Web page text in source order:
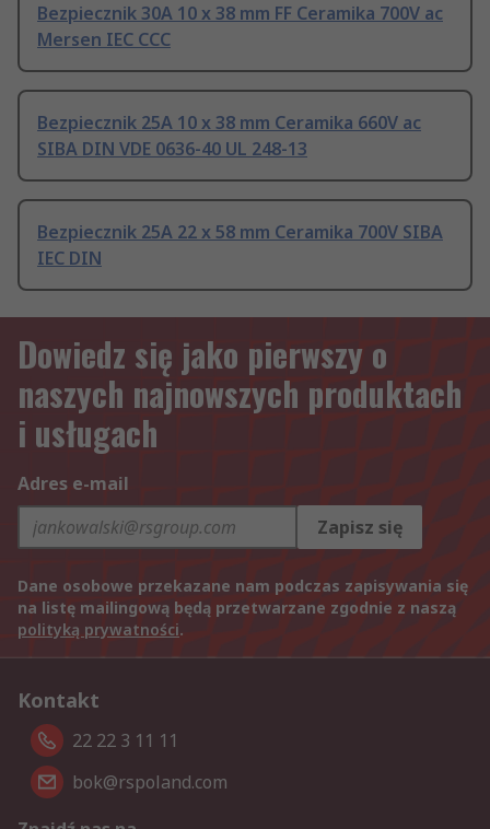
Bezpiecznik 30A 10 x 38 mm FF Ceramika 700V ac
Mersen IEC CCC
Bezpiecznik 25A 10 x 38 mm Ceramika 660V ac
SIBA DIN VDE 0636-40 UL 248-13
Bezpiecznik 25A 22 x 58 mm Ceramika 700V SIBA
IEC DIN
Dowiedz się jako pierwszy o
naszych najnowszych produktach
i usługach
Adres e-mail
Zapisz się
Dane osobowe przekazane nam podczas zapisywania się
na listę mailingową będą przetwarzane zgodnie z naszą
polityką prywatności.
Kontakt
22 22 3 11 11
bok@rspoland.com